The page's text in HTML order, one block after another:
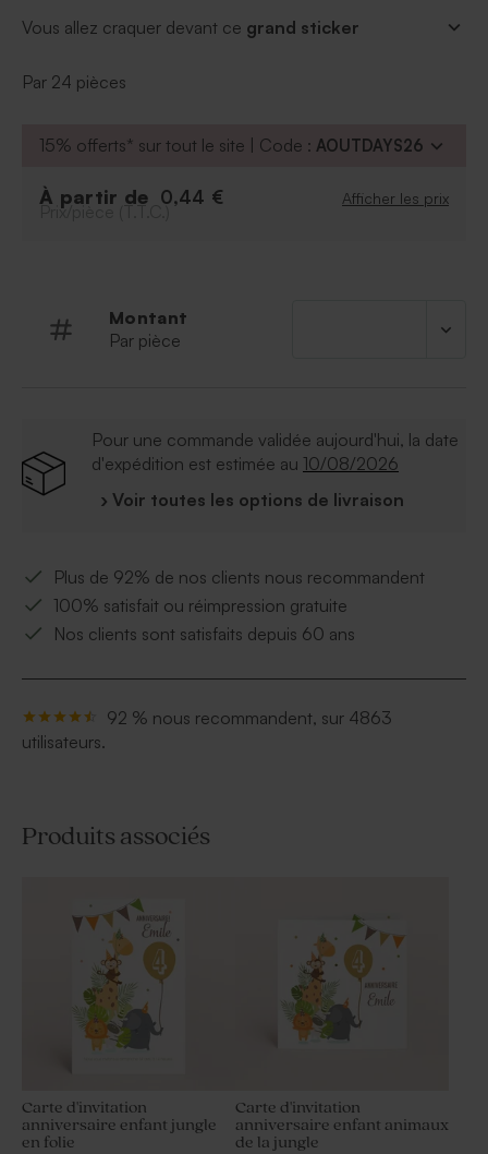
Vous allez craquer devant ce grand sticker
modération, pour égayer votre décoration de table ou
somptueux, la taille convient parfaitement !
Par 24 pièces
15% offerts* sur tout le site | Code : AOUTDAYS26
À partir de 0,44 € Afficher les prix
Prix/pièce (T.T.C.)
Montant
Par pièce
Pour une commande validée aujourd'hui, la date
d'expédition est estimée au 10/08/2026
› Voir toutes les options de livraison
Plus de 92% de nos clients nous recommandent
100% satisfait ou réimpression gratuite
Nos clients sont satisfaits depuis 60 ans
92 % nous recommandent, sur 4863
utilisateurs.
Produits associés
Carte d'invitation
anniversaire enfant jungle
en folie
Carte d'invitation
anniversaire enfant animaux
de la jungle